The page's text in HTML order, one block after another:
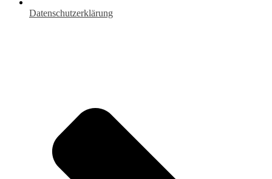
Datenschutzerklärung